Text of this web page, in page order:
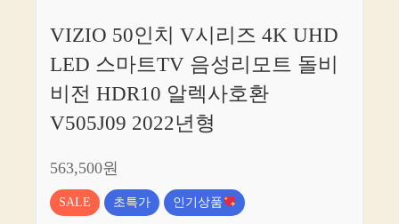
VIZIO 50인치 V시리즈 4K UHD
LED 스마트TV 음성리모트 돌비
비전 HDR10 알렉사호환
V505J09 2022년형
563,500원
SALE 초특가 인기상품